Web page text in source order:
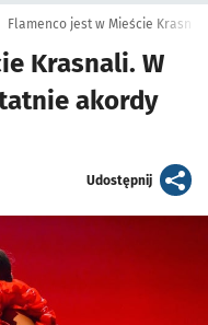
Flamenco jest w Mieście
Krasnali. W
akordy
Udostępnijartykuł